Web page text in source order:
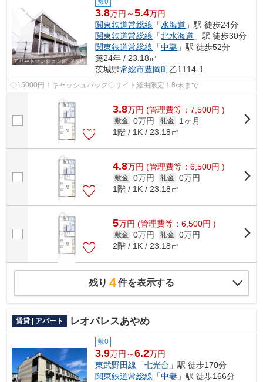
3.8万円～5.4万円
関東鉄道常総線 「水海道 」駅 徒歩24分
関東鉄道常総線 「北水海道 」駅 徒歩30分
関東鉄道常総線 「中妻 」駅 徒歩52分
築24年 / 23.18㎡
茨城県常総市豊岡町乙1114-1
◇15000円！キャッシュバック◇サイト経由限定！8/末まで
3.8万円 (管理費等：7,500円 )
敷金 0万円 礼金
1ヶ月
1階 / 1K / 23.18㎡
4.8万円 (管理費等：6,500円 )
敷金 0万円 礼金 0万円
1階 / 1K / 23.18㎡
5万円 (管理費等：6,500円 )
敷金 0万円 礼金 0万円
2階 / 1K / 23.18㎡
残り 4件を表示する
賃貸 | アパート レオパレスあやめ
敷0
3.9万円～6.2万円
東武野田線 「七光台 」駅 徒歩170分
関東鉄道常総線 「中妻 」駅 徒歩166分